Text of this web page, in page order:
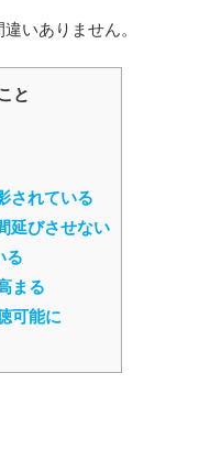
いありません。
と
されている
延びさせない
る
まる
可能に